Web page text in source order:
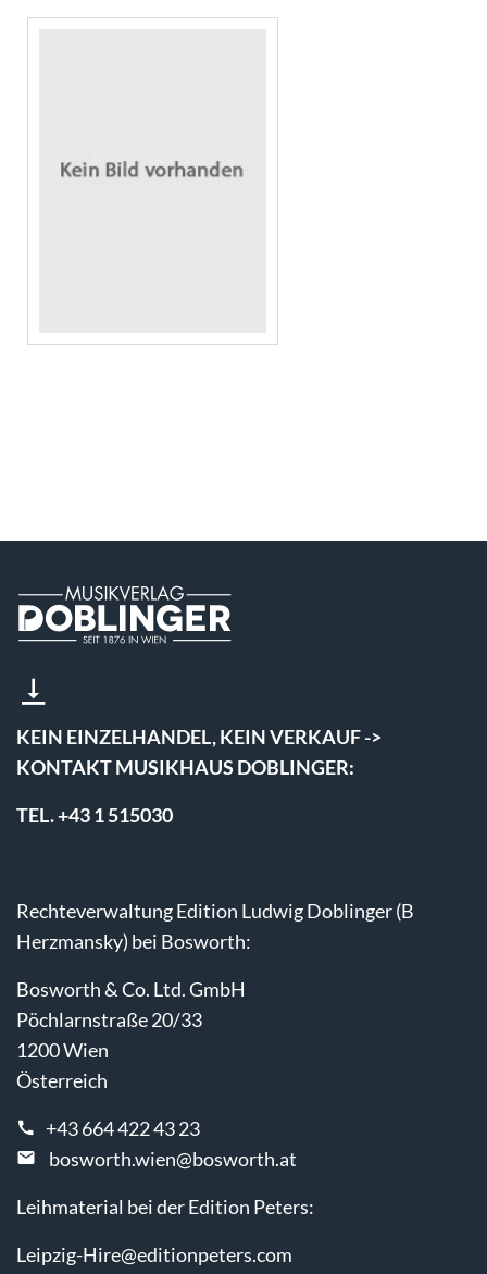
KEIN EINZELHANDEL, KEIN VERKAUF ->
KONTAKT MUSIKHAUS DOBLINGER:
TEL. +43 1 515030
Rechteverwaltung Edition Ludwig Doblinger (B
Herzmansky) bei Bosworth:
Bosworth & Co. Ltd. GmbH
Pöchlarnstraße 20/33
1200 Wien
Österreich
+43 664 422 43 23
bosworth.wien@bosworth.at
Leihmaterial bei der Edition Peters:
Leipzig-Hire@editionpeters.com